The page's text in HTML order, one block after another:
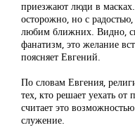
приезжают люди в
осторожно, но с
любим ближних. Видно,
фанатизм, это желание
поясняет Евгений.
По словам Евгения,
тех, кто решает уехать от
считает это
служение.